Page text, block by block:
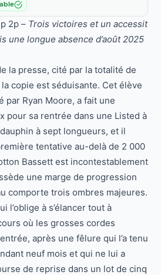
2p – Trois victoires et un accessit
une longue absence d’août 2025
la presse, cité par la totalité de
copie est séduisante. Cet élève
par Ryan Moore, a fait une
pour sa rentrée dans une Listed à
à sept longueurs, et il
tentative au-delà de 2 000
Bassett est incontestablement
une marge de progression
comporte trois ombres majeures.
l’oblige à s’élancer tout à
où les grosses cordes
après une fêlure qui l’a tenu
neuf mois et qui ne lui a
de reprise dans un lot de cinq